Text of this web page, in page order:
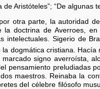
de Aristóteles”; “De
otra parte, la autoridad
la doctrina de Averroes,
intelectuales. Sigerio de
dogmática cristiana.
signo averroísta,
pensamiento preludiadas
maestros. Reinaba la
del célebre filósofo